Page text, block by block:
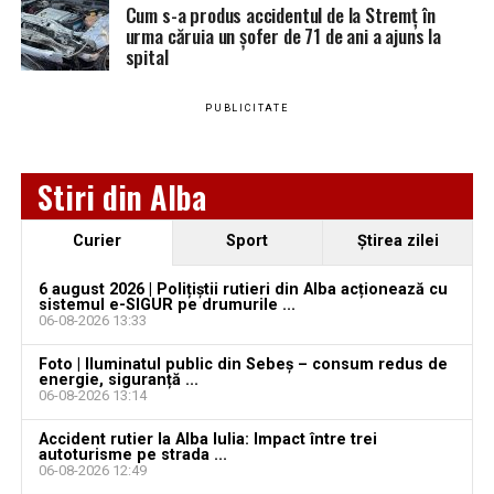
Adaugă teiusinfo.ro ca sursă
Urmărește Ziarul Unirea pe Social Media
YouTube Instagram WhatsApp Facebook
Ultimele știri din Teiuș
Jaf de peste 300.000 de euro, la Teiuș. Familia
păgubită susține că ancheta bate pasul pe loc, la
Ce spune IPJ Alba despre incident:
Potrivit IPJ Alba, la data de 21 iunie 2026, în jurul orei
12.12, Poliția Orașului Teiuș au fost sesizați, prin SNUAU
112, cu privire la faptul că, pe strada Decebal din oraș, a
avut loc un eveniment rutier.
Polițiștii s-au deplasat la fața locului și au constatat
Cum s-a produs accidentul de la Stremț în
urma căruia un șofer de 71 de ani a ajuns la
spital
PUBLICITATE
Stiri din Alba
Curier Sport Ştirea zilei
6 august 2026 | Polițiștii rutieri din Alba acționează cu
sistemul e-SIGUR pe drumurile ...
06-08-2026 13:33
Foto | Iluminatul public din Sebeș – consum redus de
energie, siguranță ...
06-08-2026 13:14
Accident rutier la Alba Iulia: Impact între trei
autoturisme pe strada ...
06-08-2026 12:49